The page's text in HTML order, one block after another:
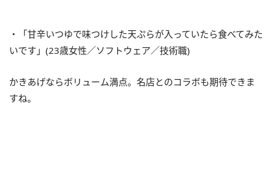
・「甘辛いつゆで味つけした天ぷらが入っていたら食べてみた
いです」(23歳女性／ソフトウェア／技術職)
かきあげならボリューム満点。名店とのコラボも期待できま
すね。